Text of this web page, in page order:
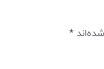
*